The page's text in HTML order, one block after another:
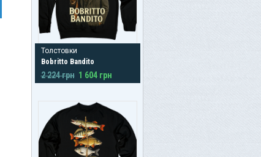
Толстовки
Bobritto Bandito
2 224 грн 1 604 грн